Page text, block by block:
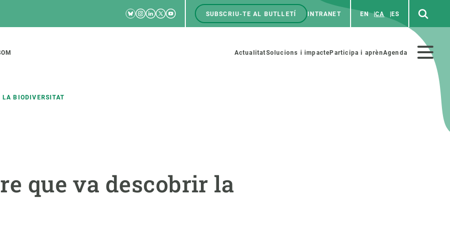
RRSS
Bluesky
Instagram
Linkedin
TwitterYoutube
Menú
SUBSCRIU-TE AL BUTLLETÍ INTRANET EN CA ES
Menú
ActualitatSolucions i impacteParticipa i aprènAgenda
LA BIODIVERSITAT
que va descobrir la
Solucions Oportunitats acadèmiques Fes ciència amb nosaltres